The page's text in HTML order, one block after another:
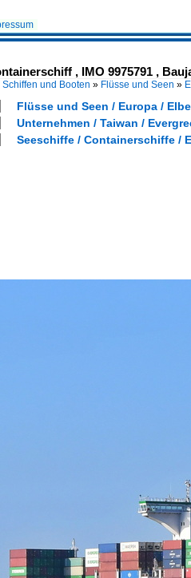
, IMO 9975791 ,
und Booten » Flüsse und Seen »
Flüsse und Seen / Europa / Elbe
Unternehmen / Taiwan /
Seeschiffe / Containerschiffe / E